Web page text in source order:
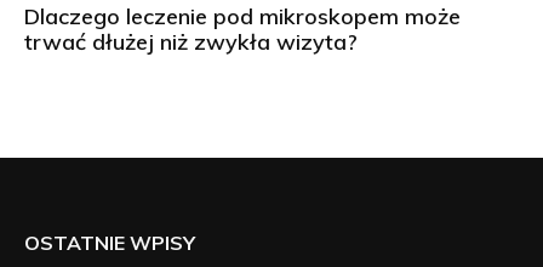
Dlaczego leczenie pod mikroskopem może
trwać dłużej niż zwykła wizyta?
OSTATNIE WPISY